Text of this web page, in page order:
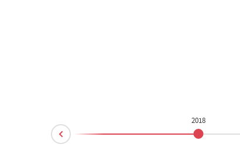
2018
Prev